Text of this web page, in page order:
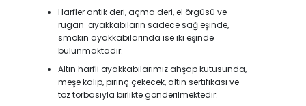
Harfler antik deri, açma deri, el örgüsü ve
rugan ayakkabıların sadece sağ eşinde,
smokin ayakkabılarında ise iki eşinde
bulunmaktadır.
Altın harfli ayakkabılarımız ahşap kutusunda,
meşe kalıp, pirinç çekecek, altın sertifikası ve
toz torbasıyla birlikte gönderilmektedir.